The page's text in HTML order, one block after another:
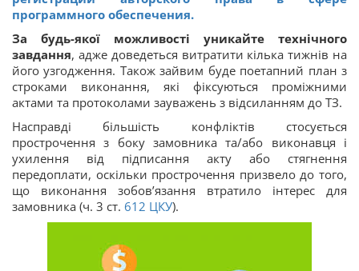
программного обеспечения.
За будь-якої можливості уникайте технічного
завдання, адже доведеться витратити кілька тижнів на
його узгодження. Також зайвим буде поетапний план з
строками виконання, які фіксуються проміжними
актами та протоколами зауважень з відсиланням до ТЗ.
Насправді більшість конфліктів стосується
прострочення з боку замовника та/або виконавця і
ухилення від підписання акту або стягнення
передоплати, оскільки прострочення призвело до того,
що виконання зобов’язання втратило інтерес для
замовника (ч. 3 ст. 612 ЦКУ).